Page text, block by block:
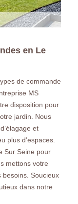
en Le
de commande
MS
disposition pour
jardin. Nous
et
plus d’espaces.
Sur Seine pour
mettons votre
Soucieux
dans notre